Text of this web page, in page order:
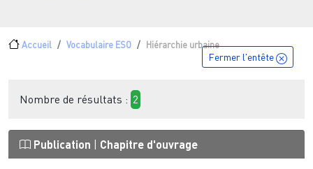
Fil d'Ariane
Accueil Vocabulaire ESO Hiérarchie urbaine
Fermer l'entête
Nombre de résultats : 2
Publication Chapitre d'ouvrage